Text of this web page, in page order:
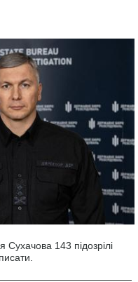
143 підозрілі